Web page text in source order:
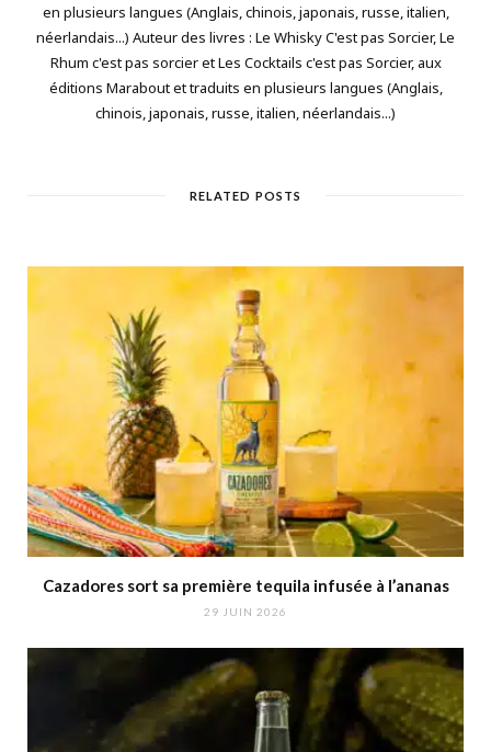
en plusieurs langues (Anglais, chinois, japonais, russe, italien,
néerlandais...) Auteur des livres : Le Whisky C'est pas Sorcier, Le
Rhum c'est pas sorcier et Les Cocktails c'est pas Sorcier, aux
éditions Marabout et traduits en plusieurs langues (Anglais,
chinois, japonais, russe, italien, néerlandais...)
RELATED POSTS
Cazadores sort sa première tequila infusée à l’ananas
29 JUIN 2026